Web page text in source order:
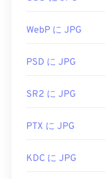
ットフォーム、そ
です。PEFは通常
からTIFF）、JPG（
イル形式に変換さ
初回リリース:
ほぼすべての画像
常はデフォルトの
プリケーションを
JPGファイルは、
ーション、Apple
WebP に JPG
PSD に JPG
SR2 に JPG
PTX に JPG
KDC に JPG